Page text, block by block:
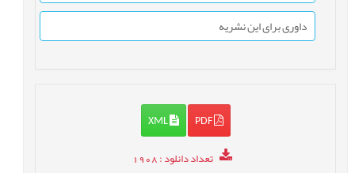
داوری برای این نشریه
PDF
XML
تعداد دانلود: 1908